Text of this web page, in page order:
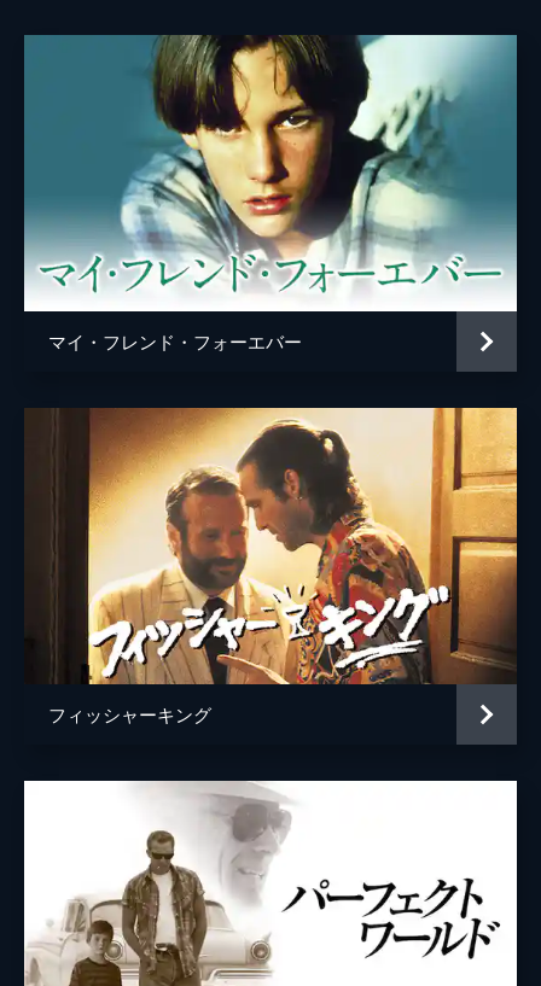
ショーン・マーレイ
マイケル・ケイトン＝ジョーンズ
ロバート・ゲッチェル
トビアス・ウルフ
音楽 カーター・バーウェル
製作 アート・リンソン
マイ・フレンド・フォーエバー
フィッシャーキング